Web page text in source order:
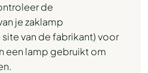
de
je zaklamp
van de fabrikant) voor
een lamp gebruikt om